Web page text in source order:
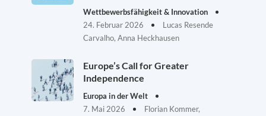
Wettbewerbsfähigkeit & Innovation
24. Februar 2026
Lucas Resende
Carvalho, Anna Heckhausen
Europe’s Call for Greater
Independence
Europa in der Welt
7. Mai 2026
Florian Kommer,